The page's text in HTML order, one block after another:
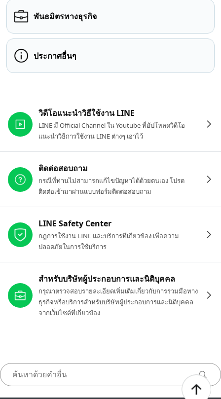
พันธมิตรทางธุรกิจ
ประกาศอื่นๆ
วิดีโอแนะนำวิธีใช้งาน LINE
LINE มี Official Channel ใน Youtube ที่อัปโหลดวิดีโอ
แนะนำวิธีการใช้งาน LINE ต่างๆ เอาไว้
ติดต่อสอบถาม
กรณีที่ท่านไม่สามารถแก้ไขปัญหาได้ด้วยตนเอง โปรด
ติดต่อเข้ามาผ่านแบบฟอร์มติดต่อสอบถาม
LINE Safety Center
กฎการใช้งาน LINE และบริการที่เกี่ยวข้อง เพื่อความ
ปลอดภัยในการใช้บริการ
สำหรับบริษัทผู้ประกอบการและนิติบุคคล
กรุณาตรวจสอบรายละเอียดเพิ่มเติมเกี่ยวกับการร่วมมือทาง
ธุรกิจหรือบริการสำหรับบริษัทผู้ประกอบการและนิติบุคคล
จากเว็บไซต์ที่เกี่ยวข้อง